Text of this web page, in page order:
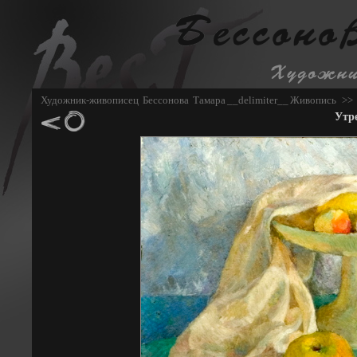
Художник-живописец Бессонова Тамара __delimiter__ Живопись >>